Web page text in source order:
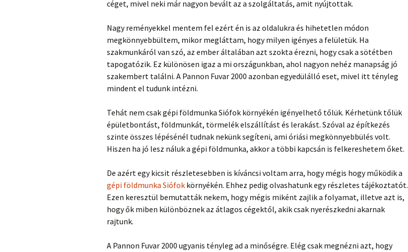
céget, mivel neki már nagyon bevált az a szolgáltatás, amit nyújtottak.
Nagy reményekkel mentem fel ezért én is az oldalukra és hihetetlen módon
megkönnyebbültem, mikor megláttam, hogy milyen igényes a felületük. Ha
szakmunkáról van szó, az ember általában azt szokta érezni, hogy csak a sötétben
tapogatózik. Ez különösen igaz a mi országunkban, ahol nagyon nehéz manapság jó
szakembert találni. A Pannon Fuvar 2000 azonban egyedülálló eset, mivel itt tényleg
mindent el tudunk intézni.
Tehát nem csak gépi földmunka Siófok környékén igényelhető tőlük. Kérhetünk tőlük
épületbontást, földmunkát, törmelék elszállítást és lerakást. Szóval az építkezés
szinte összes lépésénél tudnak nekünk segíteni, ami óriási megkönnyebbülés volt.
Hiszen ha jó lesz náluk a gépi földmunka, akkor a többi kapcsán is felkereshetem őket.
De azért egy kicsit részletesebben is kíváncsi voltam arra, hogy mégis hogy működik a
gépi földmunka Siófok környékén. Ehhez pedig olvashatunk egy részletes tájékoztatót.
Ezen keresztül bemutatták nekem, hogy mégis miként zajlik a folyamat, illetve azt is,
hogy ők miben különböznek az átlagos cégektől, akik csak nyerészkedni akarnak
rajtunk.
A Pannon Fuvar 2000 ugyanis tényleg ad a minőségre. Elég csak megnézni azt, hogy